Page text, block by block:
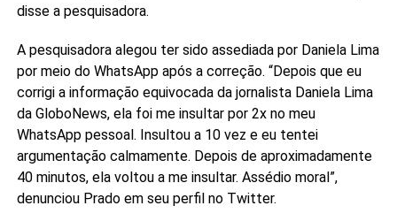
disse a pesquisadora.
A pesquisadora alegou ter sido assediada por Daniela Lima
por meio do WhatsApp após a correção. “Depois que eu
corrigi a informação equivocada da jornalista Daniela Lima
da GloboNews, ela foi me insultar por 2x no meu
WhatsApp pessoal. Insultou a 10 vez e eu tentei
argumentação calmamente. Depois de aproximadamente
40 minutos, ela voltou a me insultar. Assédio moral”,
denunciou Prado em seu perfil no Twitter.